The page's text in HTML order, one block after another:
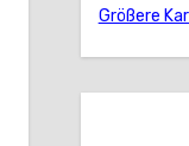
Größere